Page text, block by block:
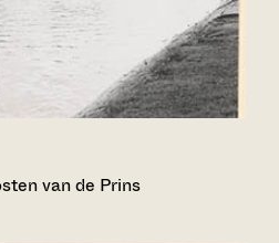
van de Prins